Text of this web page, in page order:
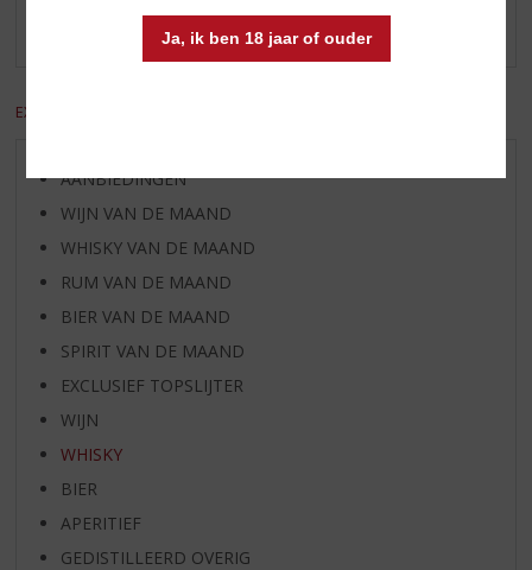
Ja, ik ben 18 jaar of ouder
Er zijn nog geen reviews geplaatst voor dit product
EXCL. BTW
AANBIEDINGEN
WIJN VAN DE MAAND
WHISKY VAN DE MAAND
RUM VAN DE MAAND
BIER VAN DE MAAND
SPIRIT VAN DE MAAND
EXCLUSIEF TOPSLIJTER
WIJN
WHISKY
BIER
APERITIEF
GEDISTILLEERD OVERIG